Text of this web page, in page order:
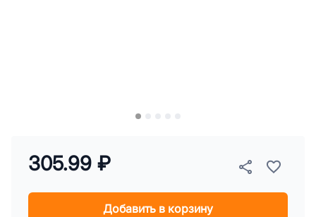
305.99 ₽
Добавить в корзину